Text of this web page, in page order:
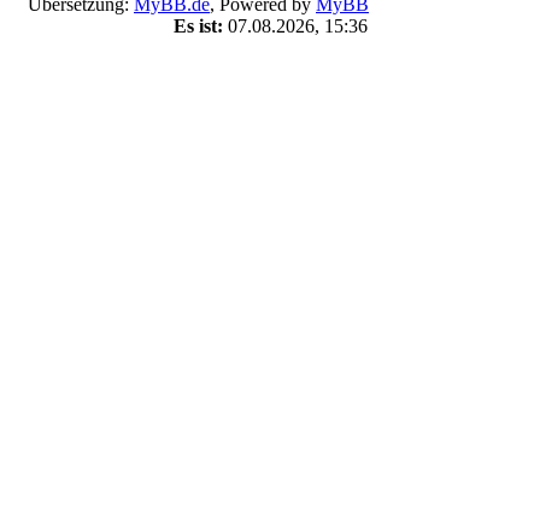
Übersetzung: MyBB.de, Powered by MyBB
Es ist: 07.08.2026, 15:36